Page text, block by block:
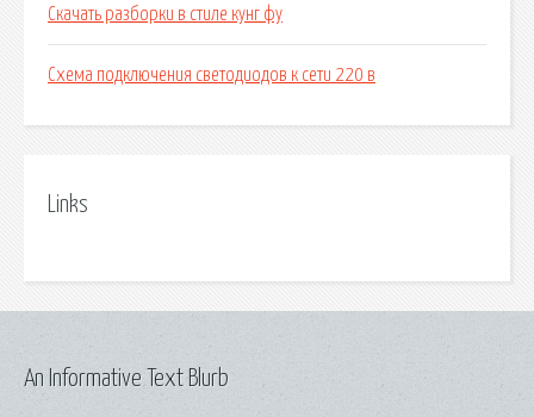
Скачать разборки в стиле кунг фу
Схема подключения светодиодов к сети 220 в
Links
An Informative Text Blurb